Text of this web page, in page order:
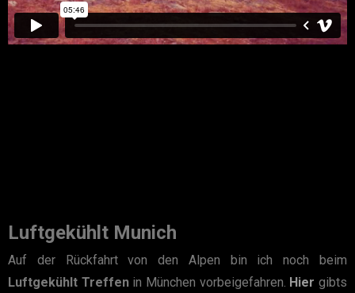
Luftgekühlt Munich
Auf der Rückfahrt von den Alpen bin ich noch beim
Luftgekühlt Treffenin München vorbeigefahren. Hier gibts